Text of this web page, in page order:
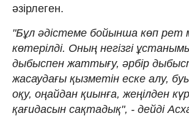
әзірлеген.
"Бұл әдістеме бойынша көп рет
көтерілді. Оның негізгі
дыбыспен жаттығу, әрбір
жасаудағы қызметін еске алу,
оқу, оңайдан қиынға, жеңілден
қағидасын сақтадық", - дейді